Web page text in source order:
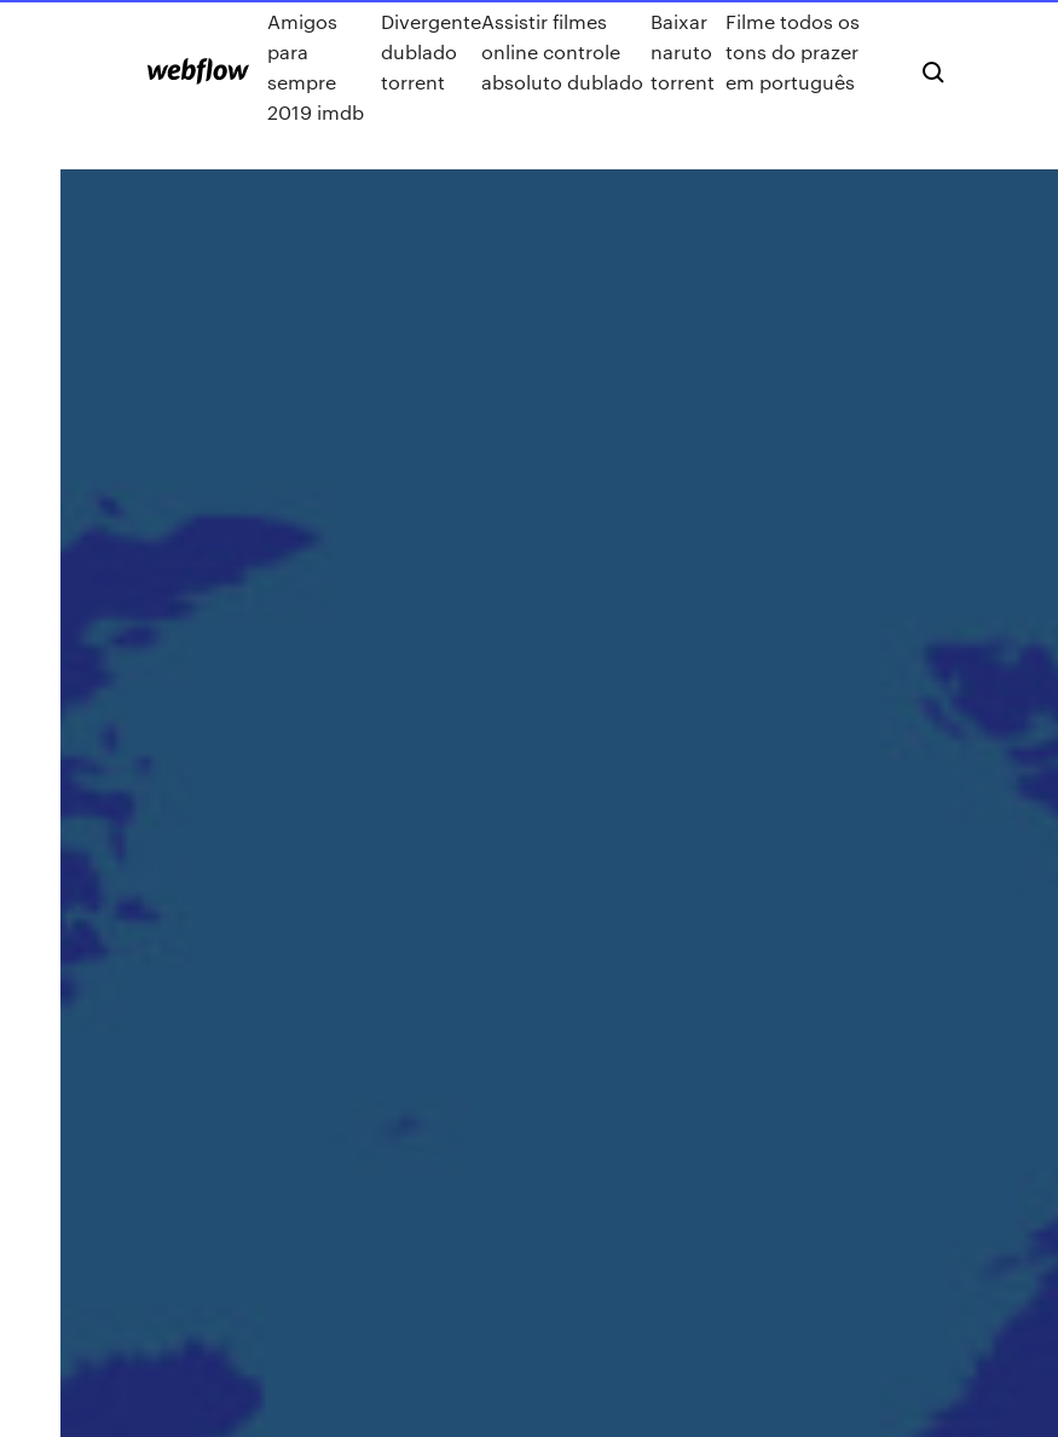
Amigos
para
sempre
2019 imdb
Divergente
dublado
torrent
Assistir filmes
online controle
absoluto dublado
Baixar
naruto
torrent
Filme todos os
tons do prazer
em português